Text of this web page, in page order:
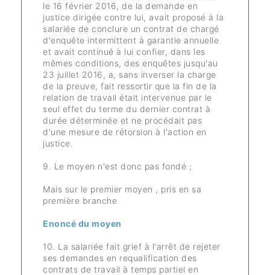
le 16 février 2016, de la demande en
justice dirigée contre lui, avait proposé à la
salariée de conclure un contrat de chargé
d'enquête intermittent à garantie annuelle
et avait continué à lui confier, dans les
mêmes conditions, des enquêtes jusqu'au
23 juillet 2016, a, sans inverser la charge
de la preuve, fait ressortir que la fin de la
relation de travail était intervenue par le
seul effet du terme du dernier contrat à
durée déterminée et ne procédait pas
d'une mesure de rétorsion à l'action en
justice.
9. Le moyen n'est donc pas fondé ;
Mais sur le premier moyen , pris en sa
première branche
Enoncé du moyen
10. La salariée fait grief à l'arrêt de rejeter
ses demandes en requalification des
contrats de travail à temps partiel en